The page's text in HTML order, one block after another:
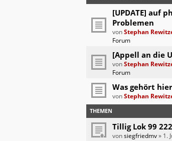
[UPDATE] auf
Problemen
vonStephan
Forum
[Appell an die
vonStephan
Forum
Was gehört
vonStephan
THEMEN
Tillig Lok 99 222
vonsiegfriedmv» 1.